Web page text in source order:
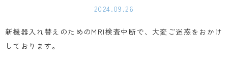
2024.09.26
新機器入れ替えのためのMRI検査中断で、大変ご迷惑をおかけ
しております。